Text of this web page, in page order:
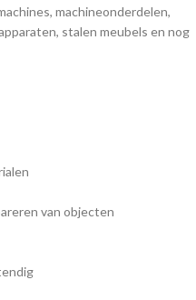
machineonderdelen,
stalen meubels en nog
van objecten